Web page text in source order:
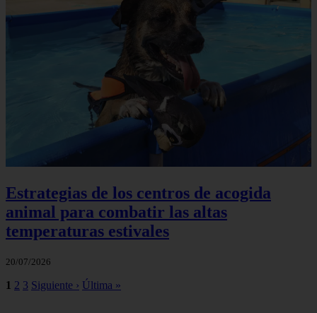
Estrategias de los centros de acogida
animal para combatir las altas
temperaturas estivales
20/07/2026
1 2 3 Siguiente › Última »